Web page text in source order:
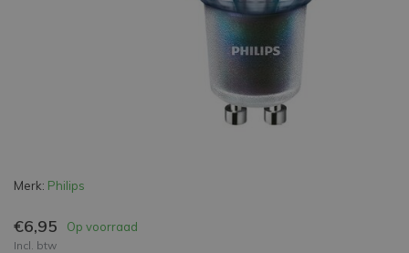
Merk: Philips
€6,95 Op voorraad
Incl. btw